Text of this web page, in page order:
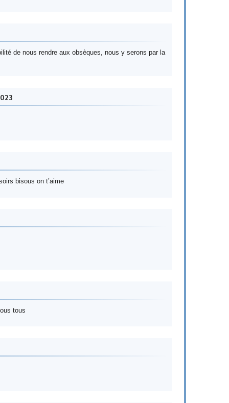
de nous rendre aux obsèques, nous y serons par la
bisous on t’aime
tous